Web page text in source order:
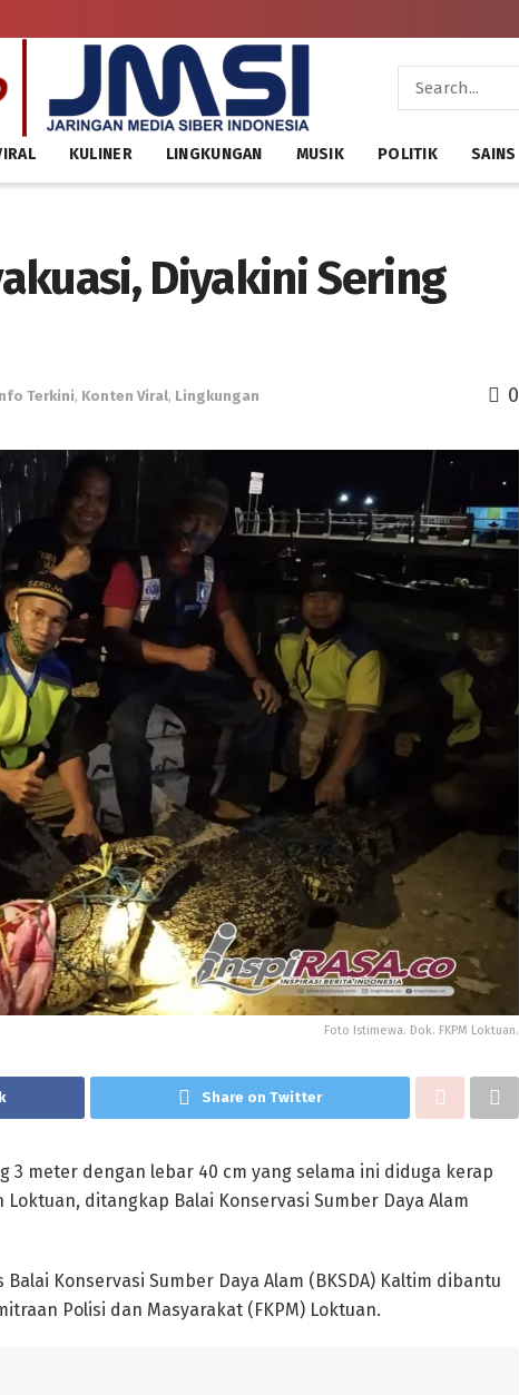
KULINER LINGKUNGAN MUSIK POLITIK SAINS
Diyakini Sering
Terkini, Konten Viral, Lingkungan 0
Foto Istimewa. Dok. FKPM Loktuan.
Share on Twitter
3 meter dengan lebar 40 cm yang selama ini diduga kerap
ditangkap Balai Konservasi Sumber Daya Alam
Konservasi Sumber Daya Alam (BKSDA) Kaltim dibantu
Polisi dan Masyarakat (FKPM) Loktuan.